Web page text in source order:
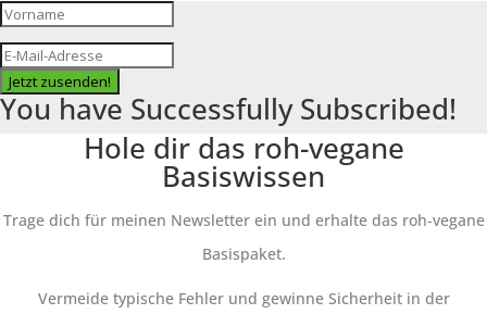
Jetzt zusenden!
You have Successfully Subscribed!
Hole dir das roh-vegane
Basiswissen
Trage dich für meinen Newsletter ein und erhalte das roh-vegane
Basispaket.
Vermeide typische Fehler und gewinne Sicherheit in der